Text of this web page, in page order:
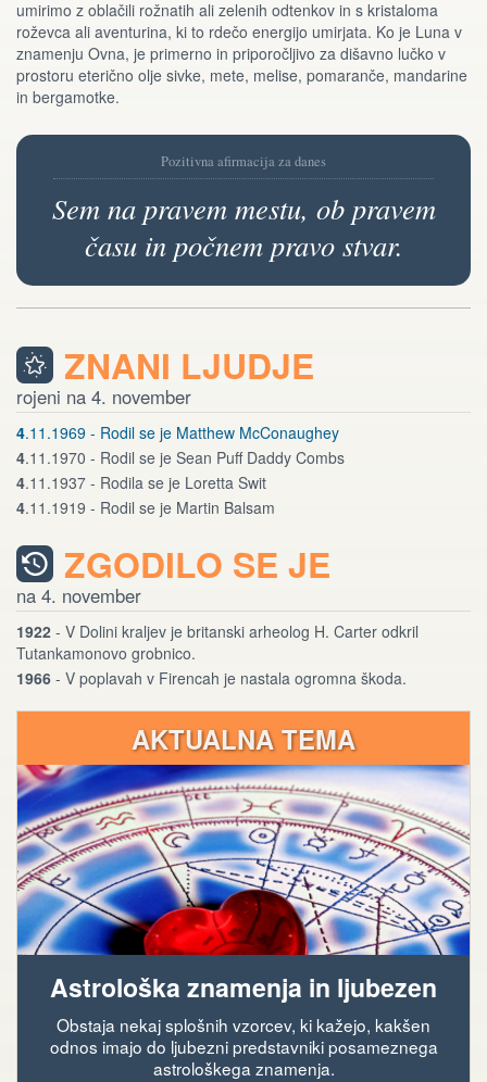
umirimo z oblačili rožnatih ali zelenih odtenkov in s kristaloma
roževca ali aventurina, ki to rdečo energijo umirjata. Ko je Luna v
znamenju Ovna, je primerno in priporočljivo za dišavno lučko v
prostoru eterično olje sivke, mete, melise, pomaranče, mandarine
in bergamotke.
Pozitivna afirmacija za danes
Sem na pravem mestu, ob pravem
času in počnem pravo stvar.
ZNANI LJUDJE
rojeni na 4. november
4.11.1969 - Rodil se je Matthew McConaughey
4.11.1970 - Rodil se je Sean Puff Daddy Combs
4.11.1937 - Rodila se je Loretta Swit
4.11.1919 - Rodil se je Martin Balsam
ZGODILO SE JE
na 4. november
1922 - V Dolini kraljev je britanski arheolog H. Carter odkril
Tutankamonovo grobnico.
1966 - V poplavah v Firencah je nastala ogromna škoda.
AKTUALNA TEMA
Astrološka znamenja in ljubezen
Obstaja nekaj splošnih vzorcev, ki kažejo, kakšen
odnos imajo do ljubezni predstavniki posameznega
astrološkega znamenja.